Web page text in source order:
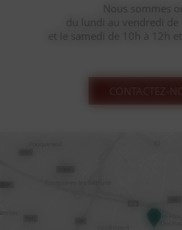
Nous sommes
du lundi au vendredi de
et le samedi de 10h à 12h